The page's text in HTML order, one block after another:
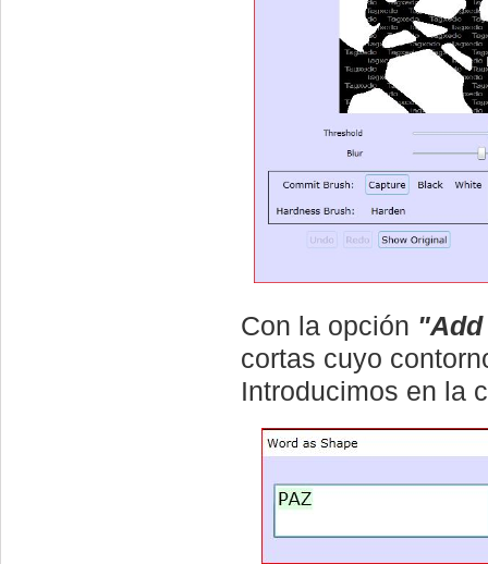
Con la opción
cortas cuyo
Introducimos en la